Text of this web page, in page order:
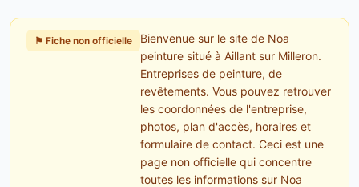
⚑ Fiche non officielle
Bienvenue sur le site de Noa
peinture situé à Aillant sur Milleron.
Entreprises de peinture, de
revêtements. Vous pouvez retrouver
les coordonnées de l'entreprise,
photos, plan d'accès, horaires et
formulaire de contact. Ceci est une
page non officielle qui concentre
toutes les informations sur Noa